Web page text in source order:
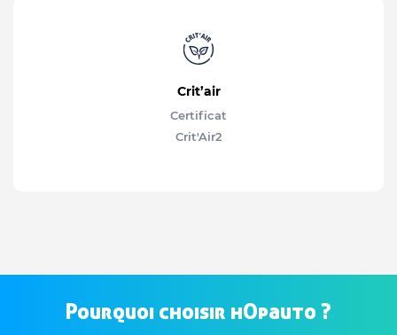
Crit’air
Certificat
Crit'Air2
Pourquoi choisir hOpauto ?